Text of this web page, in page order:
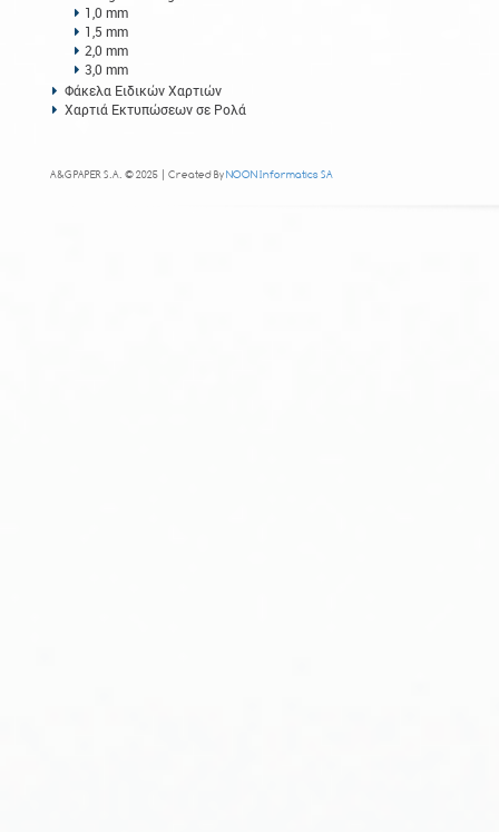
1,0 mm
1,5 mm
2,0 mm
3,0 mm
Φάκελα Ειδικών Χαρτιών
Χαρτιά Εκτυπώσεων σε Ρολά
A&G PAPER S.A. © 2025 | Created ByNOON Informatics SA